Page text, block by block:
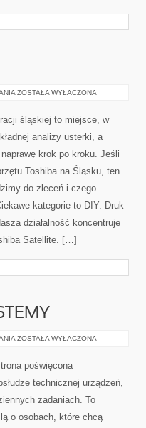
AKCESORIA
ZOSTAŁA WYŁĄCZONA
śląskiej to miejsce, w
analizy usterki, a
krok po kroku. Jeśli
Toshiba na Śląsku, ten
do zleceń i czego
kategorie to DIY: Druk
działalność koncentruje
Satellite. […]
EKOSYSTEMY:
SYSTEMY
ZOSTAŁA WYŁĄCZONA
poświęcona
technicznej urządzeń,
zadaniach. To
o osobach, które chcą